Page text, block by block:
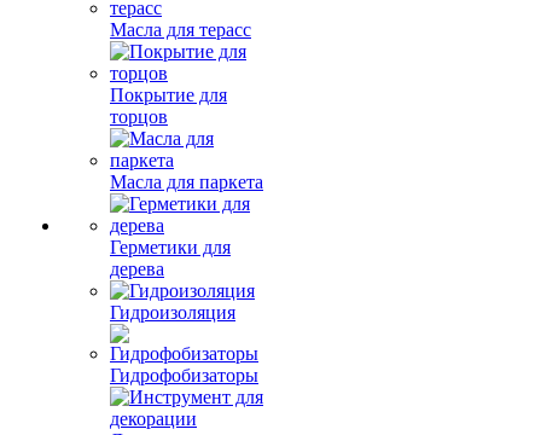
Масла для терасс
Покрытие для
торцов
Масла для паркета
Герметики для
дерева
Гидроизоляция
Гидрофобизаторы